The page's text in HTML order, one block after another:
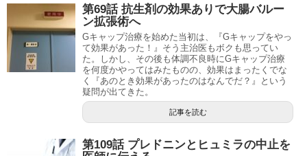
第69話 抗生剤の効果ありで大腸バルー
ン拡張術へ
Gキャップ治療を始めた当初は、『Gキャップをやっ
て効果があった！』そう主治医もボクも思ってい
た。しかし、その後も体調不良時にGキャップ治療
を何度かやってはみたものの、効果はまったくでな
く『あのとき効果があったのはなんでだ？』という
疑問が出てきた。
記事を読む
第109話 プレドニンとヒュミラの中止を